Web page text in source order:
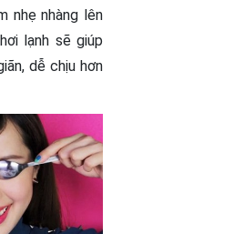
nhẹ nhàng lên
lạnh sẽ giúp
dễ chịu hơn